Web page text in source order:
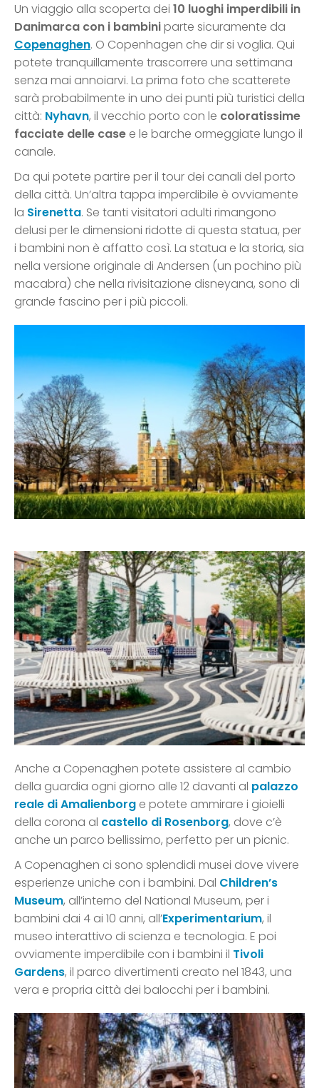
Un viaggio alla scoperta dei 10 luoghi imperdibili in
Danimarca con i bambiniparte sicuramente da
Copenaghen. O Copenhagen che dir si voglia. Qui
potete tranquillamente trascorrere una settimana
senza mai annoiarvi. La prima foto che scatterete
sarà probabilmente in uno dei punti più turistici della
città: Nyhavn, il vecchio porto con le coloratissime
facciate delle case e le barche ormeggiate lungo il
canale.
Da qui potete partire per il tour dei canali del porto
della città. Un’altra tappa imperdibile è ovviamente
la Sirenetta. Se tanti visitatori adulti rimangono
delusi per le dimensioni ridotte di questa statua, per
i bambini non è affatto così. La statua e la storia, sia
nella versione originale di Andersen (un pochino più
macabra) che nella rivisitazione disneyana, sono di
grande fascino per i più piccoli.
Anche a Copenaghen potete assistere al cambio
della guardia ogni giorno alle 12 davanti al palazzo
reale di Amalienborg e potete ammirare i gioielli
della corona al castello di Rosenborg, dove c’è
anche un parco bellissimo, perfetto per un picnic.
A Copenaghen ci sono splendidi musei dove vivere
esperienze uniche con i bambini. Dal Children’s
Museum, all’interno del National Museum, per i
bambini dai 4 ai 10 anni, all’Experimentarium, il
museo interattivo di scienza e tecnologia. E poi
ovviamente imperdibile con i bambini il Tivoli
Gardens, il parco divertimenti creato nel 1843, una
vera e propria città dei balocchi per i bambini.